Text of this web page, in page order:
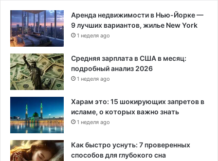
Аренда недвижимости в Нью-Йорке —
9 лучших вариантов, жилье New York
1 неделя ago
Средняя зарплата в США в месяц:
подробный анализ 2026
1 неделя ago
Харам это: 15 шокирующих запретов в
исламе, о которых важно знать
1 неделя ago
Как быстро уснуть: 7 проверенных
способов для глубокого сна